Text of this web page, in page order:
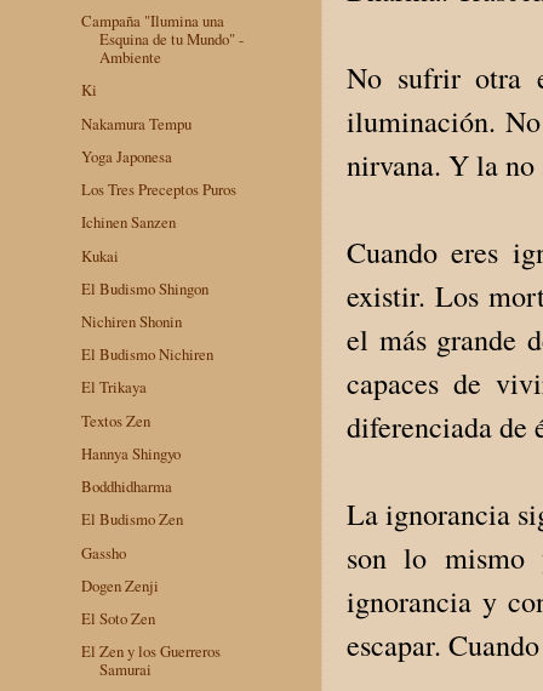
No sufrir otra
iluminación.
nirvana. Y la
Cuando eres
existir. Los
el más grande
capaces de
diferencia­da de
La ignorancia
son lo mismo
ignorancia y
escapar.
Campaña "Ilumina una
Esquina de tu Mundo" -
Ambiente
Ki
Nakamura Tempu
Yoga Japonesa
Los Tres Preceptos Puros
Ichinen Sanzen
Kukai
El Budismo Shingon
Nichiren Shonin
El Budismo Nichiren
El Trikaya
Textos Zen
Hannya Shingyo
Boddhidharma
El Budismo Zen
Gassho
Dogen Zenji
El Soto Zen
El Zen y los Guerreros
Samurai